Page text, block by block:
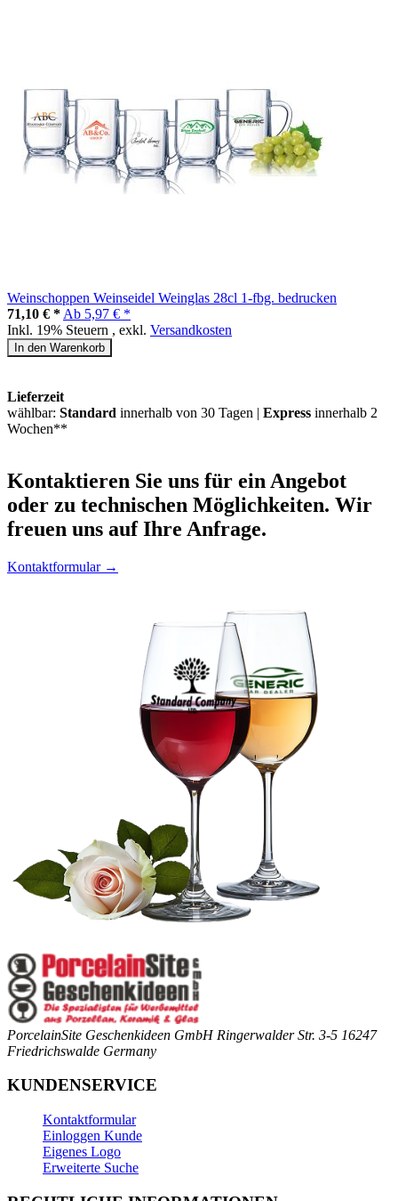
Weinschoppen Weinseidel Weinglas 28cl 1-fbg. bedrucken
71,10 € * Ab 5,97 € *
Inkl. 19% Steuern , exkl. Versandkosten
In den Warenkorb
Lieferzeit
wählbar: Standard innerhalb von 30 Tagen | Express innerhalb 2
Wochen**
Kontaktieren Sie uns für ein Angebot
oder zu technischen Möglichkeiten. Wir
freuen uns auf Ihre Anfrage.
Kontaktformular →
PorcelainSite Geschenkideen GmbH Ringerwalder Str. 3-5 16247
Friedrichswalde Germany
KUNDENSERVICE
Kontaktformular
Einloggen Kunde
Eigenes Logo
Erweiterte Suche